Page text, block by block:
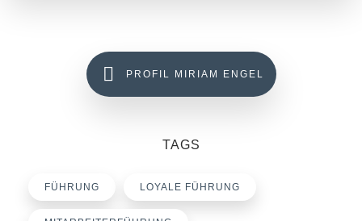
PROFIL MIRIAM ENGEL
TAGS
FÜHRUNG LOYALE FÜHRUNG